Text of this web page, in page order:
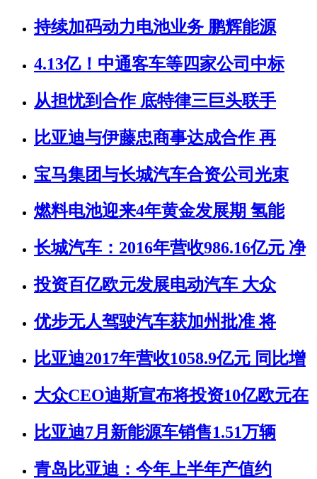
持续加码动力电池业务 鹏辉能源
4.13亿！中通客车等四家公司中标
从担忧到合作 底特律三巨头联手
比亚迪与伊藤忠商事达成合作 再
宝马集团与长城汽车合资公司光束
燃料电池迎来4年黄金发展期 氢能
长城汽车：2016年营收986.16亿元 净
投资百亿欧元发展电动汽车 大众
优步无人驾驶汽车获加州批准 将
比亚迪2017年营收1058.9亿元 同比增
大众CEO迪斯宣布将投资10亿欧元在
比亚迪7月新能源车销售1.51万辆
青岛比亚迪：今年上半年产值约